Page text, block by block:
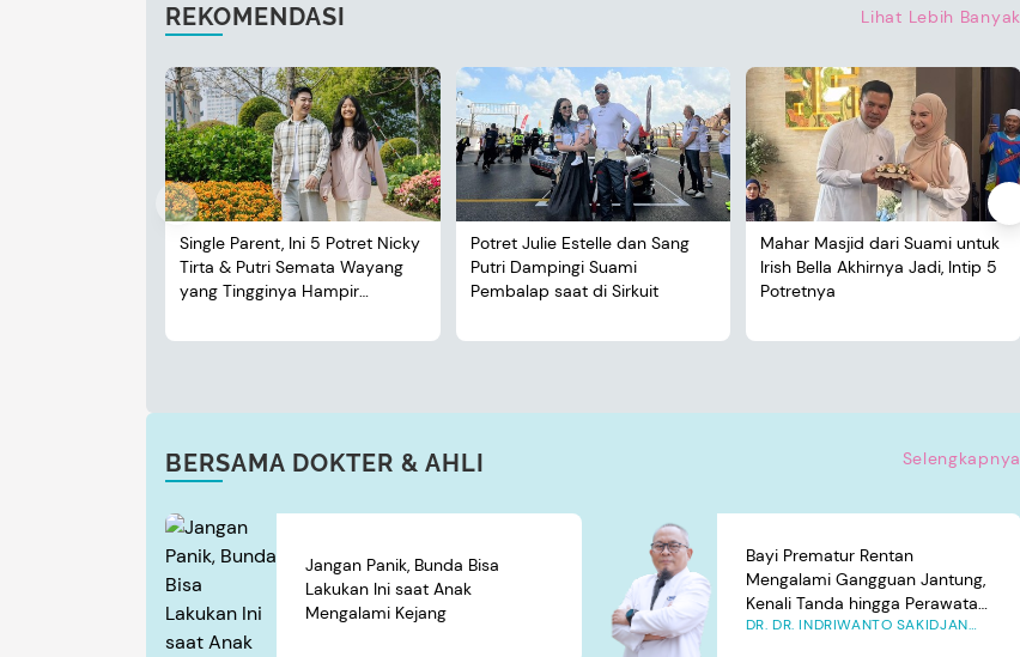
REKOMENDASI Lihat Lebih Banyak
Single Parent, Ini 5 Potret Nicky
Tirta & Putri Semata Wayang
yang Tingginya Hampir
Potret Julie Estelle dan Sang
Putri Dampingi Suami
Pembalap saat di Sirkuit
Mahar Masjid dari Suami untuk
Irish Bella Akhirnya Jadi, Intip 5
Potretnya
BERSAMA DOKTER & AHLI Selengkapnya
Jangan Panik, Bunda Bisa
Lakukan Ini saat Anak
Mengalami Kejang
Bayi Prematur Rentan
Mengalami Gangguan Jantung,
Kenali Tanda hingga Perawatan
yang Tepat
DR. DR. INDRIWANTO SAKIDJAN